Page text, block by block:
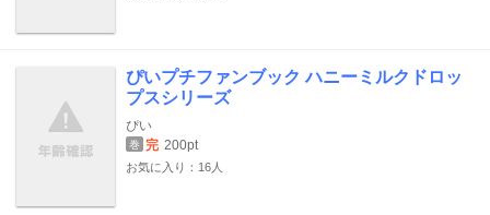
ぴいプチファンブック ハニーミルクドロッ
プスシリーズ
ぴい
巻 完 200pt
お気に入り：16人